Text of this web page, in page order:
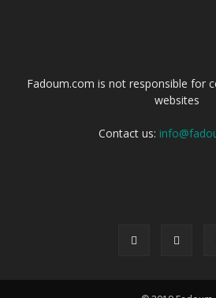
Fadoum.com is not responsible for
websites
Contact us: